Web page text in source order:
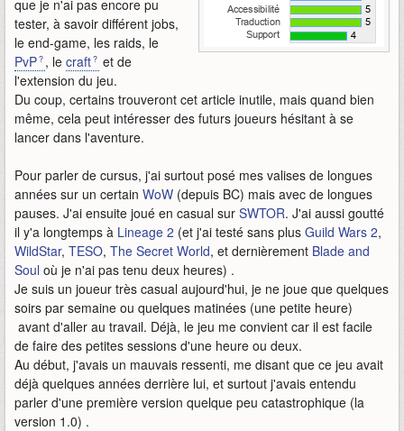
que je n'ai pas encore pu
tester, à savoir différent jobs,
le end-game, les raids, le
PvP , le craft
et de
l'extension du jeu.
Du coup, certains trouveront cet article inutile, mais quand bien
même, cela peut intéresser des futurs joueurs hésitant à se
lancer dans l'aventure.
Pour parler de cursus, j'ai surtout posé mes valises de longues
années sur un certain WoW (depuis BC) mais avec de longues
pauses. J'ai ensuite joué en casual sur SWTOR. J'ai aussi goutté
il y'a longtemps à Lineage 2 (et j'ai testé sans plus Guild Wars 2,
WildStar, TESO, The Secret World, et dernièrement Blade and
Soul où je n'ai pas tenu deux heures) .
Je suis un joueur très casual aujourd'hui, je ne joue que quelques
soirs par semaine ou quelques matinées (une petite heure)
avant d'aller au travail. Déjà, le jeu me convient car il est facile
de faire des petites sessions d'une heure ou deux.
Au début, j'avais un mauvais ressenti, me disant que ce jeu avait
déjà quelques années derrière lui, et surtout j'avais entendu
parler d'une première version quelque peu catastrophique (la
version 1.0) .